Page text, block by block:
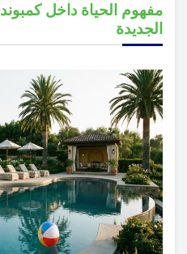
مفهوم الحياة داخل
الجديدة